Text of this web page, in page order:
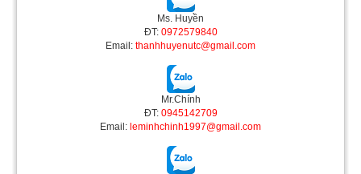
Ms. Huyền
ĐT: 0972579840
Email: thanhhuyenutc@gmail.com
Mr.Chính
ĐT: 0945142709
Email: leminhchinh1997@gmail.com